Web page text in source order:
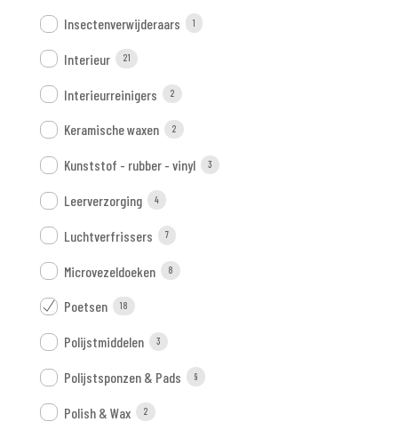
Insectenverwijderaars 1
Interieur 21
Interieurreinigers 2
Keramische waxen 2
Kunststof - rubber - vinyl 3
Leerverzorging 4
Luchtverfrissers 7
Microvezeldoeken 8
Poetsen 18
Polijstmiddelen 3
Polijstsponzen & Pads 9
Polish & Wax 2